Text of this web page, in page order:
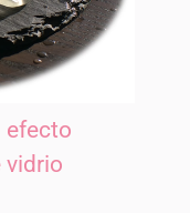
efecto
vidrio